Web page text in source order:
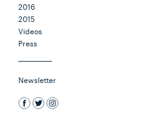
2016
2015
Videos
Press
Newsletter